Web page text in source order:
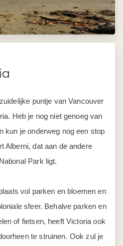
puntje van Vancouver
Heb je nog niet genoeg van
kun je onderweg nog een stop
Alberni, dat aan de andere
Park ligt.
vol parken en bloemen en
sfeer. Behalve parken en
of fietsen, heeft Victoria ook
te struinen. Ook zul je